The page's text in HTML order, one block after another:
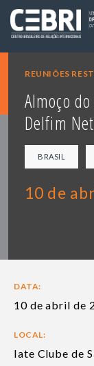
REUNIÕES
Almoço
Delfim
BRASIL
10 de
DATA:
10 de abril de
LOCAL:
Iate Clube de